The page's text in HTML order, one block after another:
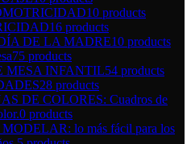
10 products
16 products
DE LA MADRE10 products
75 products
MESA INFANTIL54 products
28 products
DE COLORES: Cuadros de
0 products
lo más fácil para los